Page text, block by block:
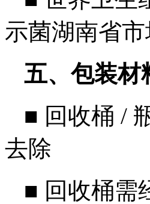
示菌湖南省
五、包装材
■ 回收桶 /
去除
■ 回收桶需